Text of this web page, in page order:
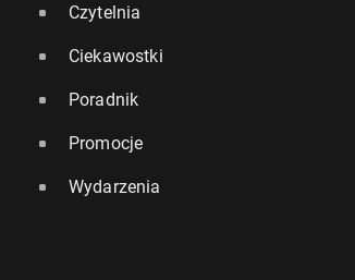
Czytelnia
Ciekawostki
Poradnik
Promocje
Wydarzenia